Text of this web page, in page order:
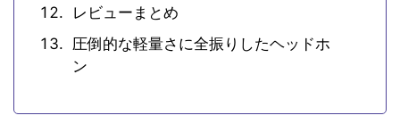
レビューまとめ
圧倒的な軽量さに全振りしたヘッドホ
ン